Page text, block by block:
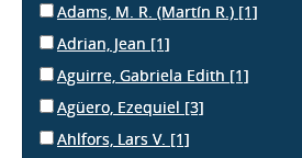
Adams, M. R. (Martín R.) [1]
Adrian, Jean [1]
Aguirre, Gabriela Edith [1]
Agüero, Ezequiel [3]
Ahlfors, Lars V. [1]